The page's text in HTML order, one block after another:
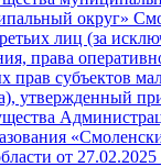
округ»
лиц (за
права
прав субъектов
утвержденный
от